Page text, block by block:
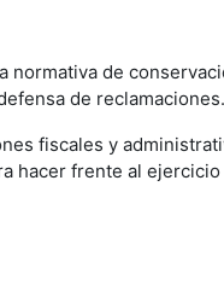
de
de reclamaciones.
fiscales y
hacer frente al